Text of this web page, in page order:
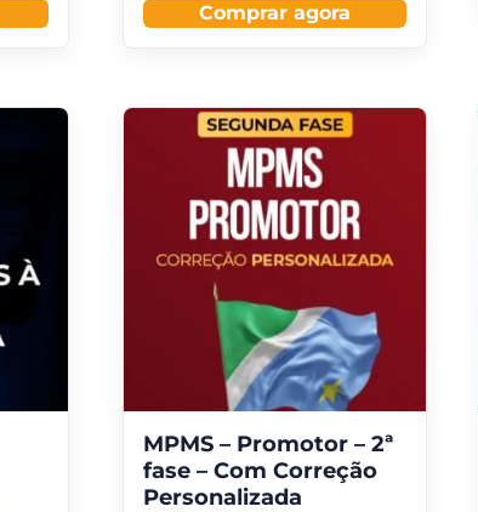
Comprar agora
MPMS – Promotor – 2ª
fase – Com Correção
Personalizada